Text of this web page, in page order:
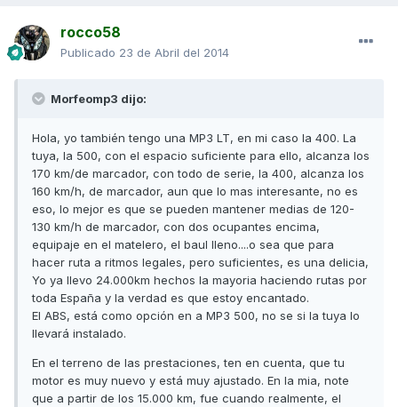
rocco58
Publicado 23 de Abril del 2014
Morfeomp3 dijo:
Hola, yo también tengo una MP3 LT, en mi caso la 400. La
tuya, la 500, con el espacio suficiente para ello, alcanza los
170 km/de marcador, con todo de serie, la 400, alcanza los
160 km/h, de marcador, aun que lo mas interesante, no es
eso, lo mejor es que se pueden mantener medias de 120-
130 km/h de marcador, con dos ocupantes encima,
equipaje en el matelero, el baul lleno....o sea que para
hacer ruta a ritmos legales, pero suficientes, es una delicia,
Yo ya llevo 24.000km hechos la mayoria haciendo rutas por
toda España y la verdad es que estoy encantado.
El ABS, está como opción en a MP3 500, no se si la tuya lo
llevará instalado.
En el terreno de las prestaciones, ten en cuenta, que tu
motor es muy nuevo y está muy ajustado. En la mia, note
que a partir de los 15.000 km, fue cuando realmente, el